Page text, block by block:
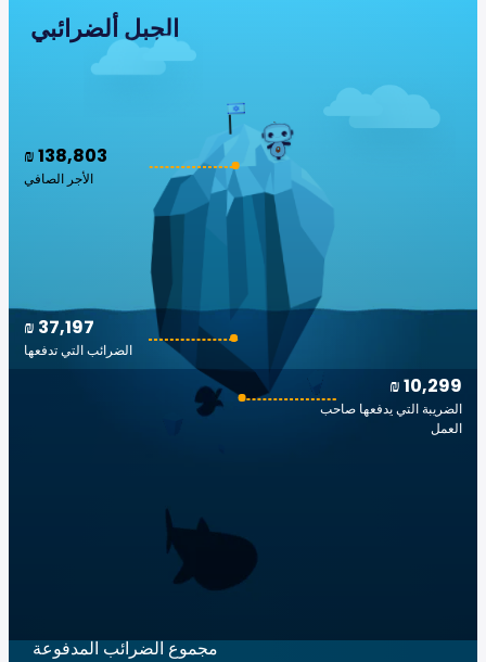
الجبل ألضرائبي
₪ 138,803
الأجر الصافي
₪ 10,299
الضريبة التي يدفعها صاحب
العمل
₪ 37,197
الضرائب التي تدفعها
مجموع الضرائب المدفوعة